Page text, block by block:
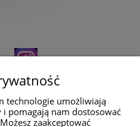
technologie umożliwiają
i pomagają nam dostosować
zaakceptować